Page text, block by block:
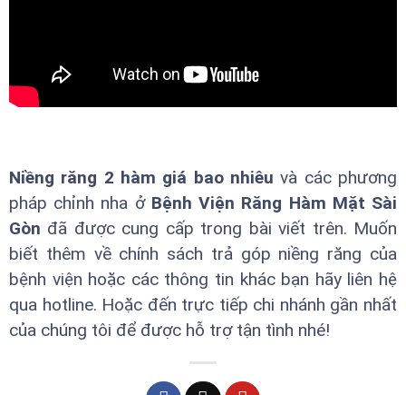
Niềng răng 2 hàm giá bao nhiêu và các phương
pháp chỉnh nha ở Bệnh Viện Răng Hàm Mặt Sài
Gòn đã được cung cấp trong bài viết trên. Muốn
biết thêm về chính sách trả góp niềng răng của
bệnh viện hoặc các thông tin khác bạn hãy liên hệ
qua hotline. Hoặc đến trực tiếp chi nhánh gần nhất
của chúng tôi để được hỗ trợ tận tình nhé!